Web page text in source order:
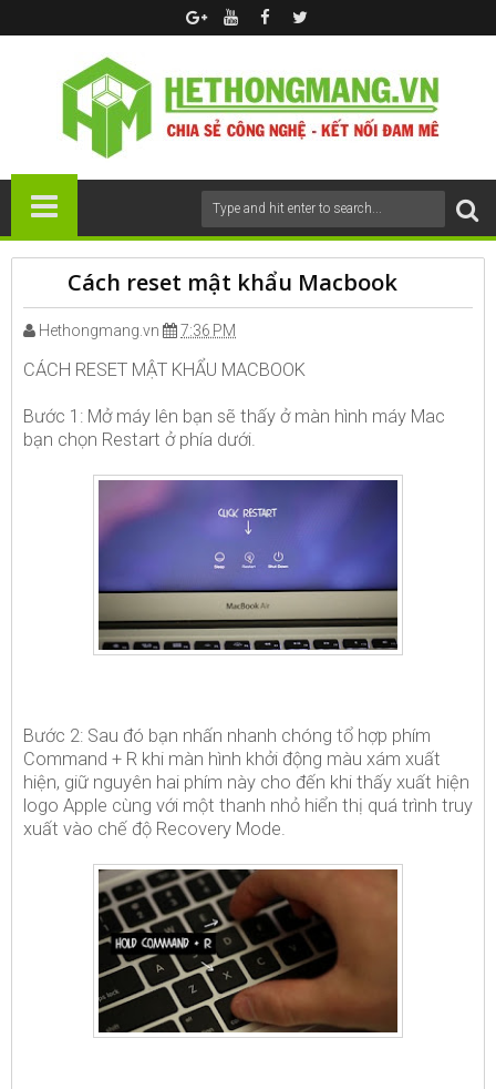
Cách reset mật khẩu Macbook
Hethongmang.vn 7:36 PM
CÁCH RESET MẬT KHẨU MACBOOK
Bước 1: Mở máy lên bạn sẽ thấy ở màn hình máy Mac
bạn chọn Restart ở phía dưới.
Bước 2: Sau đó bạn nhấn nhanh chóng tổ hợp phím
Command + R khi màn hình khởi động màu xám xuất
hiện, giữ nguyên hai phím này cho đến khi thấy xuất hiện
logo Apple cùng với một thanh nhỏ hiển thị quá trình truy
xuất vào chế độ Recovery Mode.